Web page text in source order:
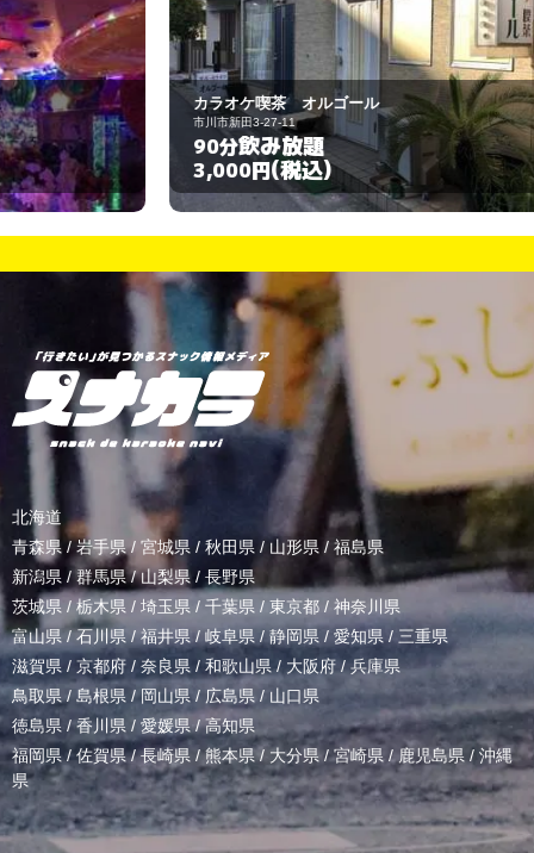
カラオケ喫茶 オルゴール
市川市新田3-27-11
90分飲み放題
3,000円 (税込)
市
北海道
青森県 / 岩手県/ 宮城県 / 秋田県 / 山形県/ 福島県
新潟県 /群馬県/山梨県 / 長野県
茨城県 / 栃木県 / 埼玉県 / 千葉県 / 東京都 / 神奈川県
富山県 /石川県/福井県/岐阜県 / 静岡県 / 愛知県 / 三重県
滋賀県 / 京都府 / 奈良県 / 和歌山県/ 大阪府 /兵庫県
鳥取県/ 島根県 /岡山県/ 広島県 / 山口県
徳島県 /香川県 / 愛媛県/高知県
福岡県/佐賀県/長崎県 /熊本県/ 大分県/宮崎県 /鹿児島県 / 沖縄
県